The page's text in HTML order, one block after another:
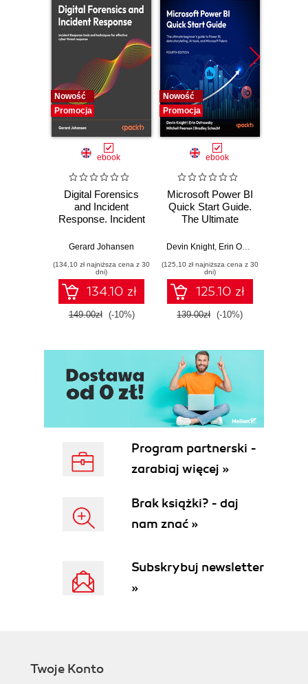
Nowość
Promocja
ebook
Digital Forensics
and Incident
Response. Incident
and techniques for
threat response -
Fourth Edition
Gerard Johansen
(134,10 zł najniższa cena z 30
dni)
134.10 zł
149.00zł (-10%)
Nowość
Promocja
ebook
Microsoft Power BI
Quick Start Guide.
The Ultimate
to Power BI, Data
Tools, and
Microsoft Fabric -
Fourth Edition
Devin Knight, Erin Ostrowsky
(125,10 zł najniższa cena z 30
dni)
125.10 zł
139.00zł (-10%)
Program partnerski -
zarabiaj więcej »
Brak książki? - daj
nam znać »
Subskrybuj newsletter
»
Twoje Konto